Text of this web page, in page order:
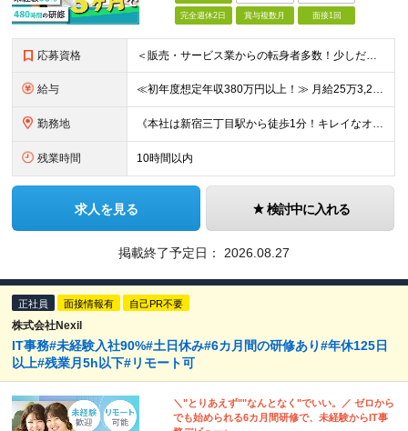
完全週休2日 賞与複数月 面接1回
応募資格 ＜販売・サービス業からの転身者多数！少しだけ興味がある！話だけ聞いてみたい！…そんな方でも歓迎♪まずはお会いするところから始めましょう◎＞ ◆年齢30歳まで（若年層の長期キャリア形成のため） ◆大卒以
給与 ≪初年度想定年収380万円以上！≫ 月給25万3,220円～＋賞与年2回 ※上記金額には月20時間分(3万4,220円～)の見込み残業代を含み、超過した分は別途全額支給します。 ※経験やスキルを考慮
勤務地 《本社は新宿三丁目駅から徒歩1分！キレイなオフィスです！》 【本社】 東京都新宿区新宿4-3-25 TOKYU REIT新宿ビル8F 【ラーニングセンター】 東京都渋谷区千駄ヶ谷5-32-10 南新
残業時間 10時間以内
求人を見る 検討中に入れる
掲載終了予定日： 2026.08.27
正社員 面接情報有 自己PR不要
株式会社Nexil
IT事務#未経験入社90%#土日休み#6カ月間の研修あり#年休125日
以上#残業月5h以下#リモート可
＼"とりあえず""なんとなく"でいい。／ ゼロから
でも始められる6カ月間研修で、未経験からIT事